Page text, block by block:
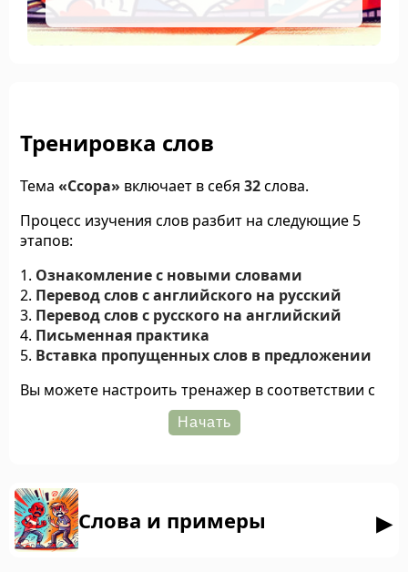
Тренировка слов
Тема «Ссора» включает в себя 32слова.
Процесс изучения слов разбит на следующие 5
этапов:
Ознакомление с новыми словами
Перевод слов с английского на русский
Перевод слов с русского на английский
Письменная практика
Вставка пропущенных слов в предложении
Вы можете настроить тренажер в соответствии с
вашими предпочтениями, для этого в настройках
доступны следующие опции:
словами
пропущенных слов
Включениеозвучивания слов и
предложений
Слова и примеры